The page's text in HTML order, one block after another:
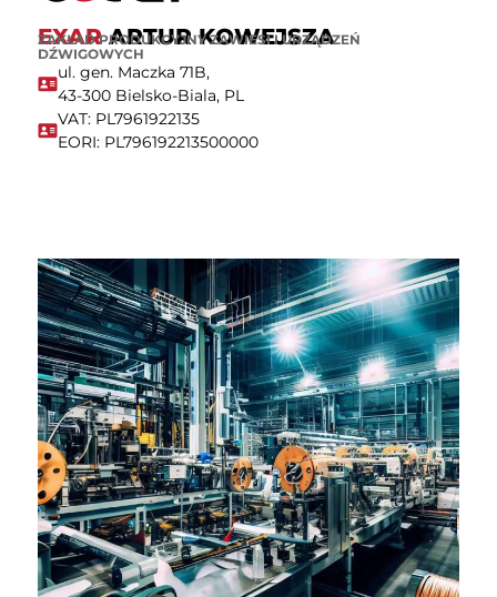
EXARARTUR KOWEJSZA
ZAKŁAD PRODUKCYJNY ZAWIESI I URZĄDZEŃ
DŹWIGOWYCH
ul. gen. Maczka 71B,
43-300 Bielsko-Biala, PL
VAT: PL7961922135
EORI: PL796192213500000